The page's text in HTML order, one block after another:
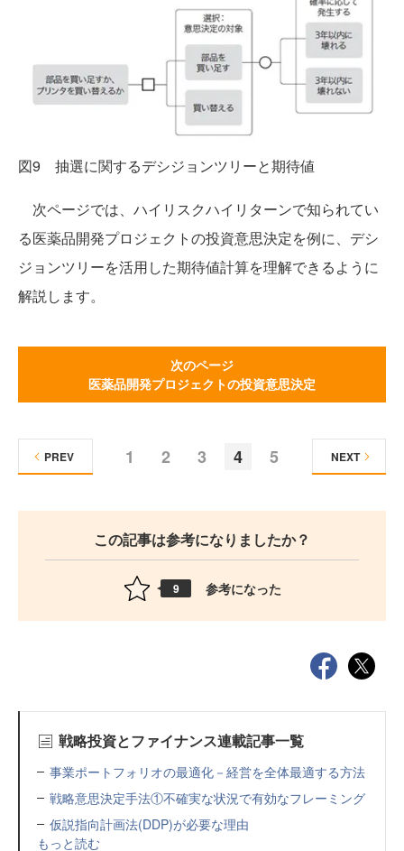
図9 抽選に関するデシジョンツリーと期待値
次ページでは、ハイリスクハイリターンで知られてい
る医薬品開発プロジェクトの投資意思決定を例に、デシ
ジョンツリーを活用した期待値計算を理解できるように
解説します。
次のページ
医薬品開発プロジェクトの投資意思決定
1 2 3 4 5
PREV NEXT
この記事は参考になりましたか？
9 参考になった
戦略投資とファイナンス連載記事一覧
事業ポートフォリオの最適化－経営を全体最適する方法
戦略意思決定手法①不確実な状況で有効なフレーミング
仮説指向計画法(DDP)が必要な理由
もっと読む